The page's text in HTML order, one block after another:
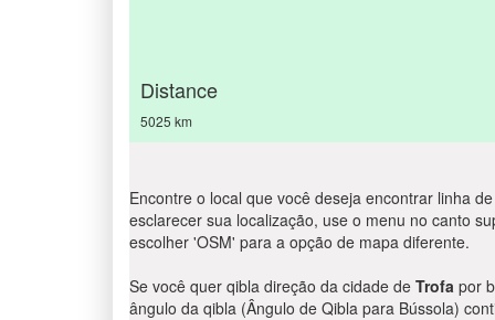
Distance
5025 km
Encontre o local que você deseja encontrar linha
esclarecer sua localização, use o menu no canto
escolher 'OSM' para a opção de mapa diferente.
Se você quer qibla direção da cidade de Trofa por
ângulo da qibla (Ângulo de Qibla para Bússola)